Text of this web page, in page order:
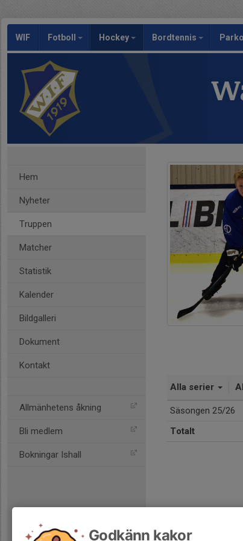
WIF Fotboll Hockey Bordtennis
Hem
Nyheter
Truppen
Matcher
Statistik
Kalender
Bildgalleri
Dokument
Kontakt
Allmänhetens åkning
Bli medlem
Bokningar Ishall
Alla serier
Säsongen 25/26
Totalt
Godkänn kakor